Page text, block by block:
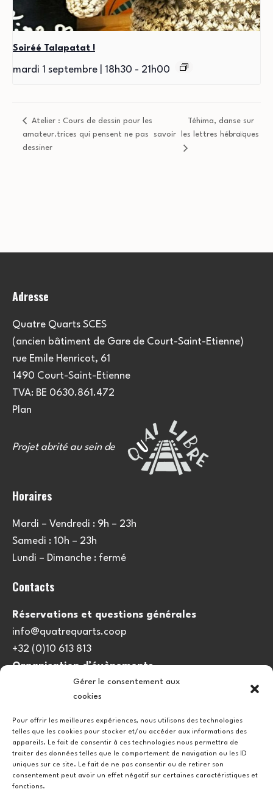
Gérer le consentement aux
cookies
Pour offrir les meilleures expériences, nous utilisons des technologies
telles que les cookies pour stocker et/ou accéder aux informations des
appareils. Le fait de consentir à ces technologies nous permettra de
traiter des données telles que le comportement de navigation ou les ID
uniques sur ce site. Le fait de ne pas consentir ou de retirer son
consentement peut avoir un effet négatif sur certaines caractéristiques et
fonctions.
Soiréé Talapatat !
mardi 1 septembre | 18h30 - 21h00
Atelier : Cours de dessin pour les
amateur.trices qui pensent ne pas savoir
dessiner
Téhima, danse sur
les lettres hébraïques
Adresse
Quatre Quarts SCES
(ancien bâtiment de Gare de Court-Saint-Etienne)
rue Emile Henricot, 61
1490 Court-Saint-Etienne
TVA: BE 0630.861.472
Plan
Projet abrité au sein de
Horaires
Mardi – Vendredi : 9h – 23h
Samedi : 10h – 23h
Lundi – Dimanche : fermé
Contacts
Réservations et questions générales
info@quatrequarts.coop
+32 (0)10 613 813
Organisation d’évènements
viedulieu@quatrequarts.coop
Politique de cookies (UE)